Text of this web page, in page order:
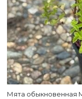
Мята обыкновенная